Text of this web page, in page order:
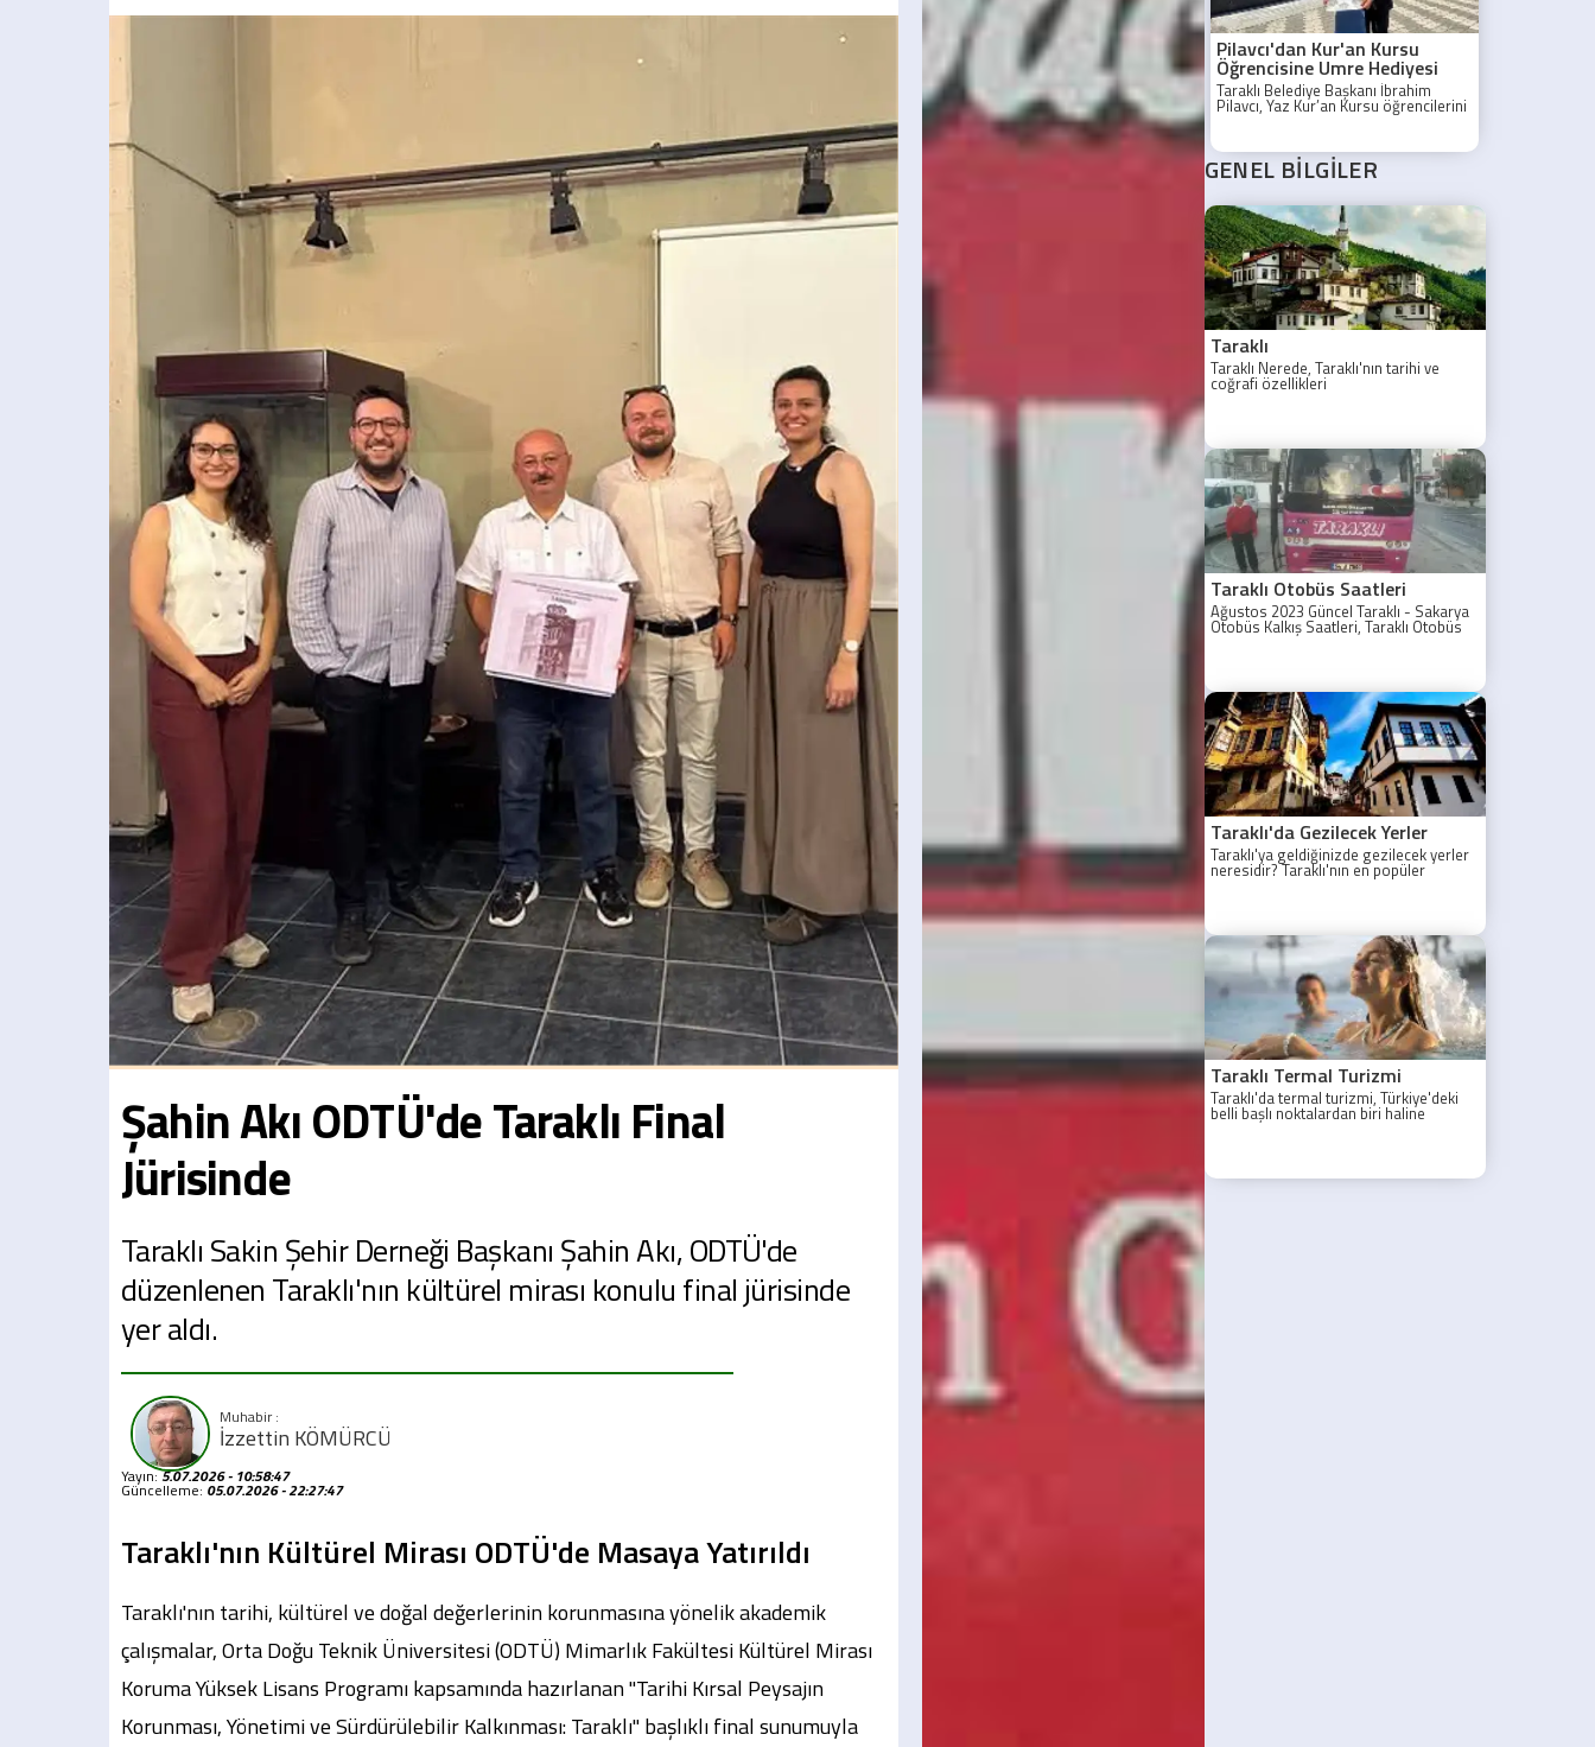
Şahin Akı ODTÜ'de Taraklı Final
Jürisinde
Taraklı Sakin Şehir Derneği Başkanı Şahin Akı, ODTÜ'de
düzenlenen Taraklı'nın kültürel mirası konulu final jürisinde
yer aldı.
İzzettin KÖMÜRCÜ
Yayın:5.07.2026 - 10:58:47
Güncelleme: 05.07.2026 - 22:27:47
Taraklı'nın Kültürel Mirası ODTÜ'de Masaya Yatırıldı
Taraklı'nın tarihi, kültürel ve doğal değerlerinin korunmasına yönelik akademik
çalışmalar, Orta Doğu Teknik Üniversitesi (ODTÜ) Mimarlık Fakültesi Kültürel Mirası
Koruma Yüksek Lisans Programı kapsamında hazırlanan "Tarihi Kırsal Peysajın
Korunması, Yönetimi ve Sürdürülebilir Kalkınması: Taraklı" başlıklı final sunumuyla
2026/2027 eğitim
öğretim yılı
hazırlıkları
kapsamında
okulları ziyaret
etti.
Pilavcı'dan Kur'an Kursu
Öğrencisine Umre Hediyesi
Taraklı Belediye Başkanı İbrahim
Pilavcı, Yaz Kur’an Kursu öğrencilerini
ziyaret ederek bir öğrenciye umre
GENEL BİLGİLER
Taraklı
Taraklı Nerede, Taraklı'nın tarihi ve
coğrafi özellikleri
Taraklı Otobüs Saatleri
Ağustos 2023 Güncel Taraklı - Sakarya
Otobüs Kalkış Saatleri, Taraklı Otobüs
Saatler 2021, Taraklı Otobüs Tarifesi,
zaman? Sakarya Taraklı İlk Otobüs Ne
Zaman, Sakarya Taraklı Otobüs Saatleri,
Taraklı Koop Otobüs Saatleri
Taraklı'da Gezilecek Yerler
Taraklı'ya geldiğinizde gezilecek yerler
neresidir? Taraklı'nın en popüler
gezilecek yerleri yazımızda.
Taraklı Termal Turizmi
Taraklı'da termal turizmi, Türkiye'deki
belli başlı noktalardan biri haline
gelmiştir.